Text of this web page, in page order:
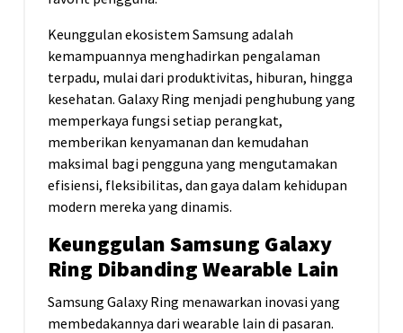
Keunggulan ekosistem Samsung adalah
kemampuannya menghadirkan pengalaman
terpadu, mulai dari produktivitas, hiburan, hingga
kesehatan. Galaxy Ring menjadi penghubung yang
memperkaya fungsi setiap perangkat,
memberikan kenyamanan dan kemudahan
maksimal bagi pengguna yang mengutamakan
efisiensi, fleksibilitas, dan gaya dalam kehidupan
modern mereka yang dinamis.
Keunggulan Samsung Galaxy
Ring Dibanding Wearable Lain
Samsung Galaxy Ring menawarkan inovasi yang
membedakannya dari wearable lain di pasaran.